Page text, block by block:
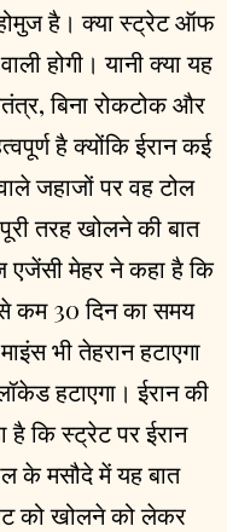
है। क्या स्ट्रेट ऑफ
होगी। यानी क्या यह
बिना रोकटोक और
है क्योंकि ईरान कई
जहाजों पर वह टोल
तरह खोलने की बात
एजेंसी मेहर ने कहा है कि
कम 30 दिन का समय
भी तेहरान हटाएगा
हटाएगा। ईरान की
कि स्ट्रेट पर ईरान
के मसौदे में यह बात
को खोलने को लेकर